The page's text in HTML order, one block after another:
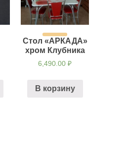
Стол «АРКАДА»
хром Клубника
6,490.00₽
В корзину